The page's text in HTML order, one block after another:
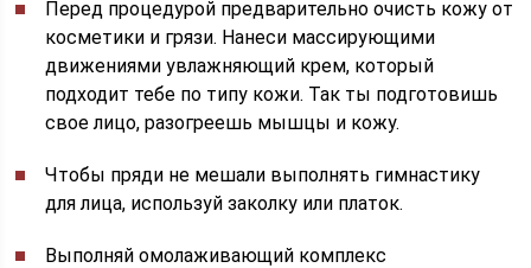
Перед процедурой предварительно очисть кожу от
косметики и грязи. Нанеси массирующими
движениями увлажняющий крем, который
подходит тебе по типу кожи. Так ты подготовишь
свое лицо, разогреешь мышцы и кожу.
Чтобы пряди не мешали выполнять гимнастику
для лица, используй заколку или платок.
Выполняй омолаживающий комплекс